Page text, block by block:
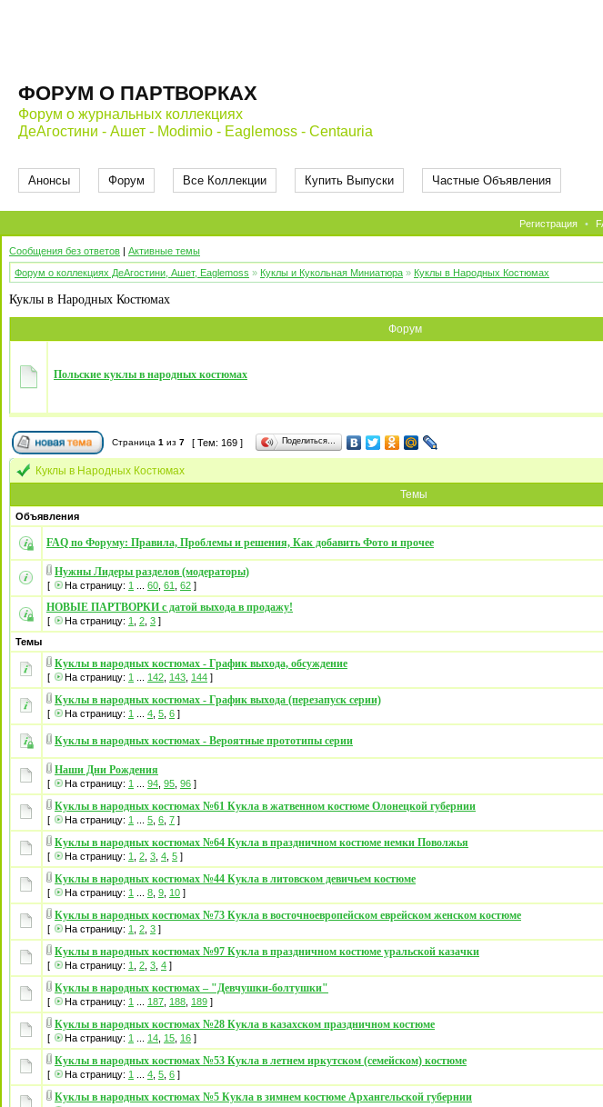
ФОРУМ О ПАРТВОРКАХ
Форум о журнальных коллекциях
ДеАгостини - Ашет - Modimio - Eaglemoss - Centauria
Анонсы Форум Все Коллекции Купить Выпуски Частные Объявления
Регистрация •
Сообщения без ответов | Активные темы
Форум о коллекциях ДеАгостини, Ашет, Eaglemoss » Куклы и Кукольная Миниатюра » Куклы в Народных Костюмах
Куклы в Народных Костюмах
Форум
Польские куклы в народных костюмах
Страница 1 из 7 [ Тем: 169 ] Поделиться…
Куклы в Народных Костюмах
Темы
Объявления
FAQ по Форуму: Правила, Проблемы и решения, Как добавить Фото и прочее
Нужны Лидеры разделов (модераторы)
[ На страницу: 1 60 61 62 ]
НОВЫЕ ПАРТВОРКИ с датой выхода в продажу!
[ На страницу: 1 2 3 ]
Темы
Куклы в народных костюмах - График выхода, обсуждение
[ На страницу: 1 142 143 144 ]
Куклы в народных костюмах - График выхода (перезапуск серии)
[ На страницу: 1 4 5 6 ]
Куклы в народных костюмах - Вероятные прототипы серии
Наши Дни Рождения
[ На страницу: 1 94 95 96 ]
Куклы в народных костюмах №61 Кукла в жатвенном костюме Олонецкой губернии
[ На страницу: 1 5 6 7 ]
Куклы в народных костюмах №64 Кукла в праздничном костюме немки Поволжья
[ На страницу: 1 2 3 4 5 ]
Куклы в народных костюмах №44 Кукла в литовском девичьем костюме
[ На страницу: 1 8 9 10 ]
Куклы в народных костюмах №73 Кукла в восточноевропейском еврейском женском костюме
[ На страницу: 1 2 3 ]
Куклы в народных костюмах №97 Кукла в праздничном костюме уральской казачки
[ На страницу: 1 2 3 4 ]
Куклы в народных костюмах – "Девчушки-болтушки"
[ На страницу: 1 187 188 189 ]
Куклы в народных костюмах №28 Кукла в казахском праздничном костюме
[ На страницу: 1 14 15 16 ]
Куклы в народных костюмах №53 Кукла в летнем иркутском (семейском) костюме
[ На страницу: 1 4 5 6 ]
Куклы в народных костюмах №5 Кукла в зимнем костюме Архангельской губернии